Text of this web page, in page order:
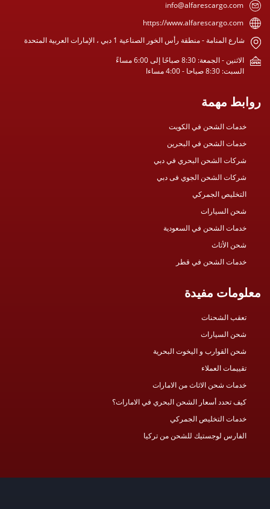
info@alfarescargo.com
https://www.alfarescargo.com
شارع المنامة - منطقة رأس الخور الصناعية 1 دبي ، الإمارات العربية المتحدة
الاثنين - الجمعة: 8:30 صباحًا إلى 6:00 مساءً
السبت: 8:30 صباحا - 4:00 مساءا
روابط مهمة
خدمات الشحن في الكويت
خدمات الشحن في البحرين
شركات الشحن البحري في دبي
شركات الشحن الجوي فى دبي
التخليص الجمركي
شحن السيارات
خدمات الشحن في السعودية
شحن الأثاث
خدمات الشحن في قطر
معلومات مفيدة
تعقب الشحنات
شحن السيارات
شحن القوارب و اليخوت البحرية
تقييمات العملاء
خدمات شحن الاثاث من الامارات
كيف تحدد أسعار الشحن البحري في الامارات؟
خدمات التخليص الجمركي
الفارس لوجستيك للشحن من تركيا